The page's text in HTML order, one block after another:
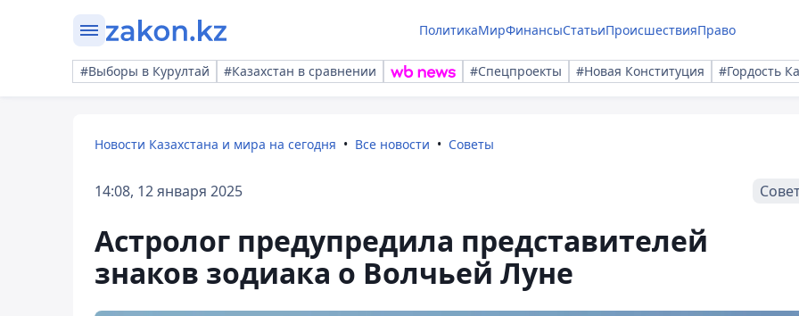
ПолитикаМирФинансыСтатьиПроисшествияПраво
#Выборы в Курултай #Казахстан в сравнении #Спецпроекты #Новая Конституция #Гордость
Новости Казахстана и мира на сегодня Все новости Советы
14:08, 12 января 2025
Астролог предупредила представителей
знаков зодиака о Волчьей Луне